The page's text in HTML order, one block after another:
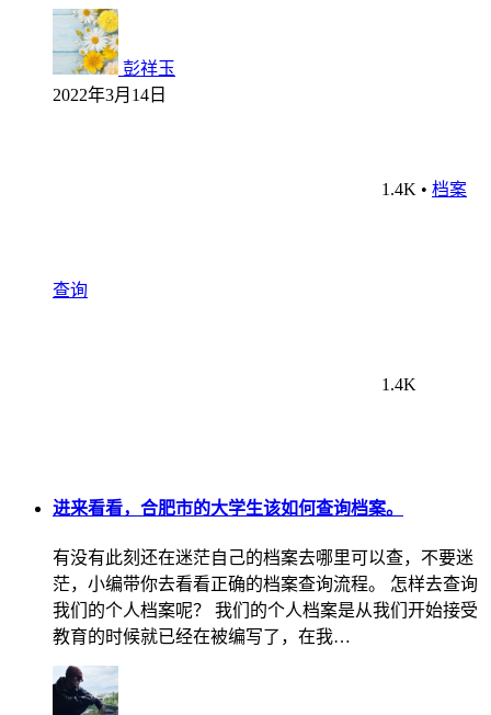
彭祥玉
2022年3月14日
1.4K • 档案
查询
1.4K
进来看看，合肥市的大学生该如何查询档案。
有没有此刻还在迷茫自己的档案去哪里可以查，不要迷
茫，小编带你去看看正确的档案查询流程。 怎样去查询
我们的个人档案呢？ 我们的个人档案是从我们开始接受
教育的时候就已经在被编写了，在我…